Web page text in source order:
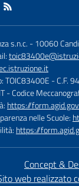
s.n.c. -10060
TOIC83400E - C.F.
- Codice
https://
nelle Scuole:
https://
Concept &
web realizzato